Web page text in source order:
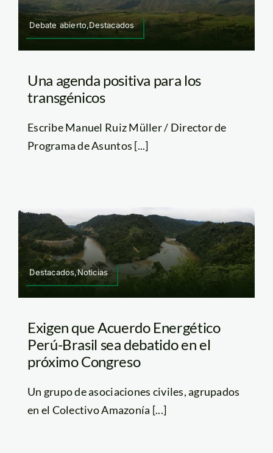
Debate abierto,Destacados
Una agenda positiva para los
transgénicos
Escribe Manuel Ruiz Müller / Director de
Programa de Asuntos [...]
Destacados,Noticias
Exigen que Acuerdo Energético
Perú-Brasil sea debatido en el
próximo Congreso
Un grupo de asociaciones civiles, agrupados
en el Colectivo Amazonía [...]